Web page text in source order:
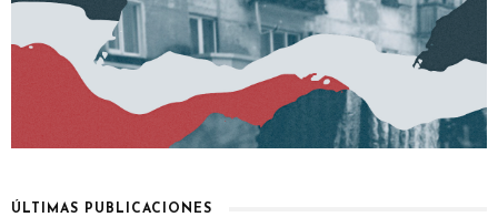
ÚLTIMAS PUBLICACIONES